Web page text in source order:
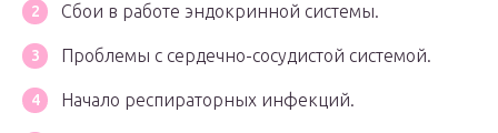
Сбои в работе эндокринной системы.
Проблемы с сердечно-сосудистой системой.
Начало респираторных инфекций.